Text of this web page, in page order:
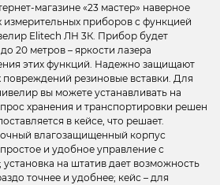
магазине «23 мастер» наверное
приборов с функцией
Elitech ЛН 3К. Прибор будет
20 метров – яркости лазера
этих функций. Надежно защищают
повреждений резиновые вставки. Для
вы можете устанавливать на
хранения и транспортировки решен
в кейсе, что решает.
влагозащищенный корпус
и удобное управление с
на штатив дает возможность
точнее и удобнее; кейс – для